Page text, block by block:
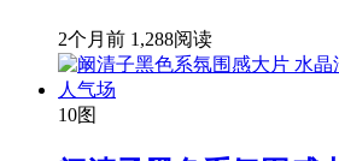
2个月前 1,288阅读
10图